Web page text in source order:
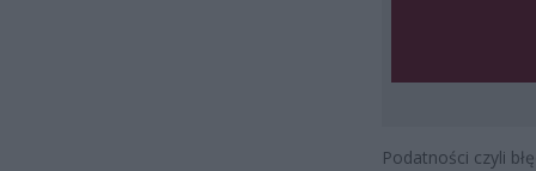
Podatności czyli